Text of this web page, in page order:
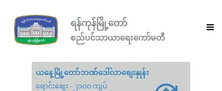
ရန်ကုန်မြို့တော်
စည်ပင်သာယာရေးကော်မတီ
ယနေ့မြို့တော်ဘဏ်ဒေါ်လာစျေးနှုန်း
ရောင်းစျေး - ၂၁၀၀ ကျပ်